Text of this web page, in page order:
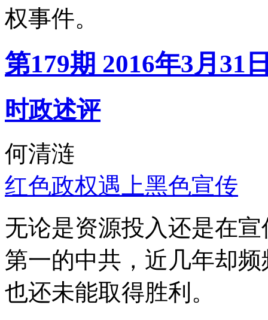
权事件。
第179期 2016年3月31
时政述评
何清涟
红色政权遇上黑色宣传
无论是资源投入还是在
第一的中共，近几年却
也还未能取得胜利。